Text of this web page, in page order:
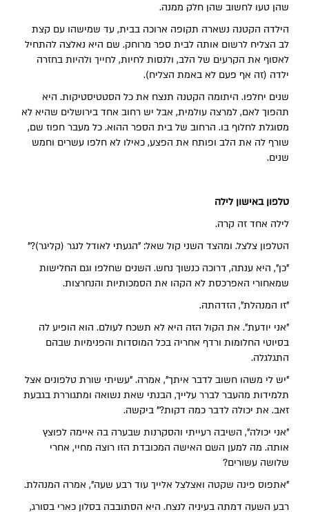
שהן טעו לחשוב שהן חלק ממנה.
הילדה הקטנה נשארה תקופה ארוכה בבית, עד שמישהו עם קצת
לב הצליח לרשום אותה לבית ספר מרוחק. שם היא נאלצה להתחיל
לאסוף את הקרעים של הלב, ולנסות לחיות, לחייך ולהיות בחזרה
ילדה (זה אף פעם לא באמת הצליח).
שנים יחלפו. היתומה הקטנה תנצח את כל הסטטיסטיקות. היא
תהפוך לאם, למרצה עולמית, אבל יש רחוב אחד בירושלים שהיא לא
מסוגלת לחלוף בו. הרחוב של בית הספר ההוא. כל מעבר חפוז שם,
שורף לה את הלב ופותח את הפצע, כאילו לא חלפו עשרים וחמש
שנים.
טלפון באישון לילה
לילה אחד זה קרה.
הטלפון צלצל. ומהצד השני קול שאל: "הגעתי לאודל לנגר (קליגר)?"
"כן", היא ענתה, דרוכה כנשוך נחש. השנים שחלפו וגם החלישות
שמאחורי האפרכסת לא הקהו את הסמכותיות והנחרצות.
"זו המנהלת", הזדהתה.
"אני יודעת". את הקול הזה היא לא תשכח לעולם. הוא הופיע לה
בסיוטי החלומות ורדף אחריה בכל המוסדות והפנימיות שבהם
התגלגלה.
"יש לי משהו חשוב לדבר איתך", אמרה. "עשיתי שורת טלפונים אצל
תלמידות מהעבר לברר עלייך, הבנתי שאת נשואה ומתגוררת בגבעת
זאב. את יכולה לדבר כמה דקות?" ביקשה.
"אני יכולה", השיבה רעייתי והסקרנות שבערה בה איימה לפוצץ
אותה. מה למען השם האישה המכובדת הזו רוצה מחיי, אחרי
שלושה עשורים?
"אתפוס פינה שקטה ואצלצל אלייך עוד רבע שעה", אמרה המנהלת.
רבע השעה דמתה בעיניה לנצח. היא הסתובבה בסלון כארי בסורג,